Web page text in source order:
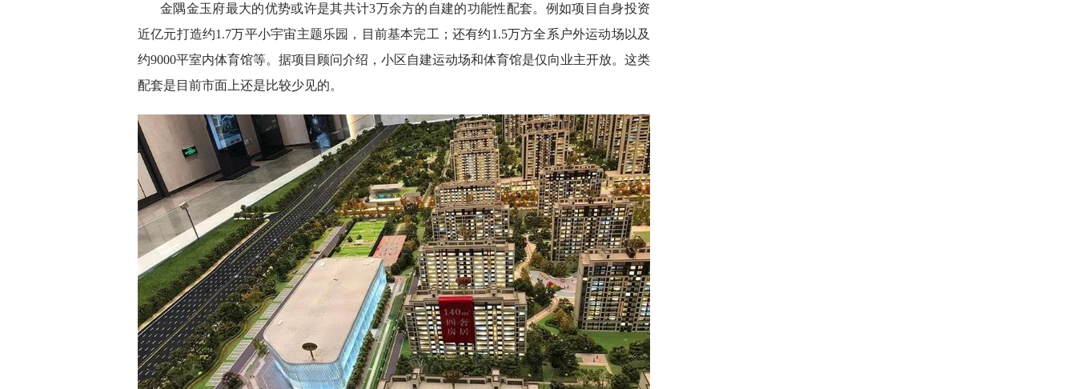
金隅金玉府最大的优势或许是其共计3万余方的自建的功能性配套。例如项目自身投资
近亿元打造约1.7万平小宇宙主题乐园，目前基本完工；还有约1.5万方全系户外运动场以及
约9000平室内体育馆等。据项目顾问介绍，小区自建运动场和体育馆是仅向业主开放。这类
配套是目前市面上还是比较少见的。